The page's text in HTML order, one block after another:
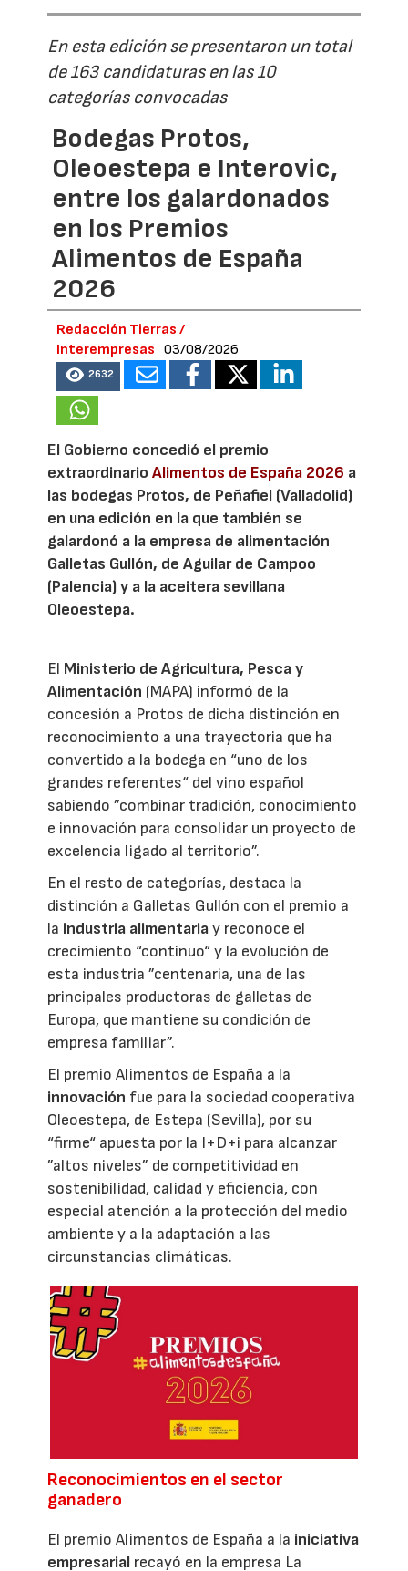
En esta edición se presentaron un total
de 163 candidaturas en las 10
categorías convocadas
Bodegas Protos,
Oleoestepa e Interovic,
entre los galardonados
en los Premios
Alimentos de España
2026
Redacción Tierras /
Interempresas
03/08/2026
2632
El Gobierno concedió el premio
extraordinarioAlimentos de España 2026 a
las bodegas Protos, de Peñafiel (Valladolid)
en una edición en la que también se
galardonó a la empresa de alimentación
Galletas Gullón, de Aguilar de Campoo
(Palencia) y a la aceitera sevillana
Oleoestepa.
El Ministerio de Agricultura, Pesca y
Alimentación (MAPA) informó de la
concesión a Protos de dicha distinción en
reconocimiento a una trayectoria que ha
convertido a la bodega en “uno de los
grandes referentes“ del vino español
sabiendo ”combinar tradición, conocimiento
e innovación para consolidar un proyecto de
excelencia ligado al territorio”.
En el resto de categorías, destaca la
distinción a Galletas Gullón con el premio a
la industria alimentariay reconoce el
crecimiento “continuo“ y la evolución de
esta industria ”centenaria, una de las
principales productoras de galletas de
Europa, que mantiene su condición de
empresa familiar”.
El premio Alimentos de España a la
innovación fue para la sociedad cooperativa
Oleoestepa, de Estepa (Sevilla), por su
“firme“ apuesta por la I+D+i para alcanzar
”altos niveles” de competitividad en
sostenibilidad, calidad y eficiencia, con
especial atención a la protección del medio
ambiente y a la adaptación a las
circunstancias climáticas.
Reconocimientos en el sector
ganadero
El premio Alimentos de España a la iniciativa
empresarial recayó en la empresa La